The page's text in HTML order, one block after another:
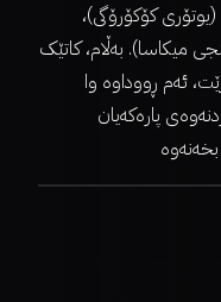
(یوتۆری کۆکۆرۆگی)،
میکاسا). بەڵام، کاتێک
ئەم ڕووداوە وا
پارەکەیان